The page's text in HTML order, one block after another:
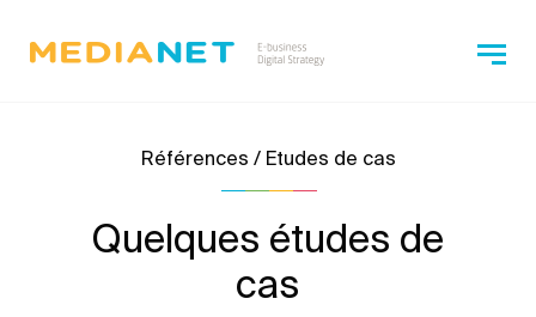
Références / Etudes de cas
Quelques études de
cas